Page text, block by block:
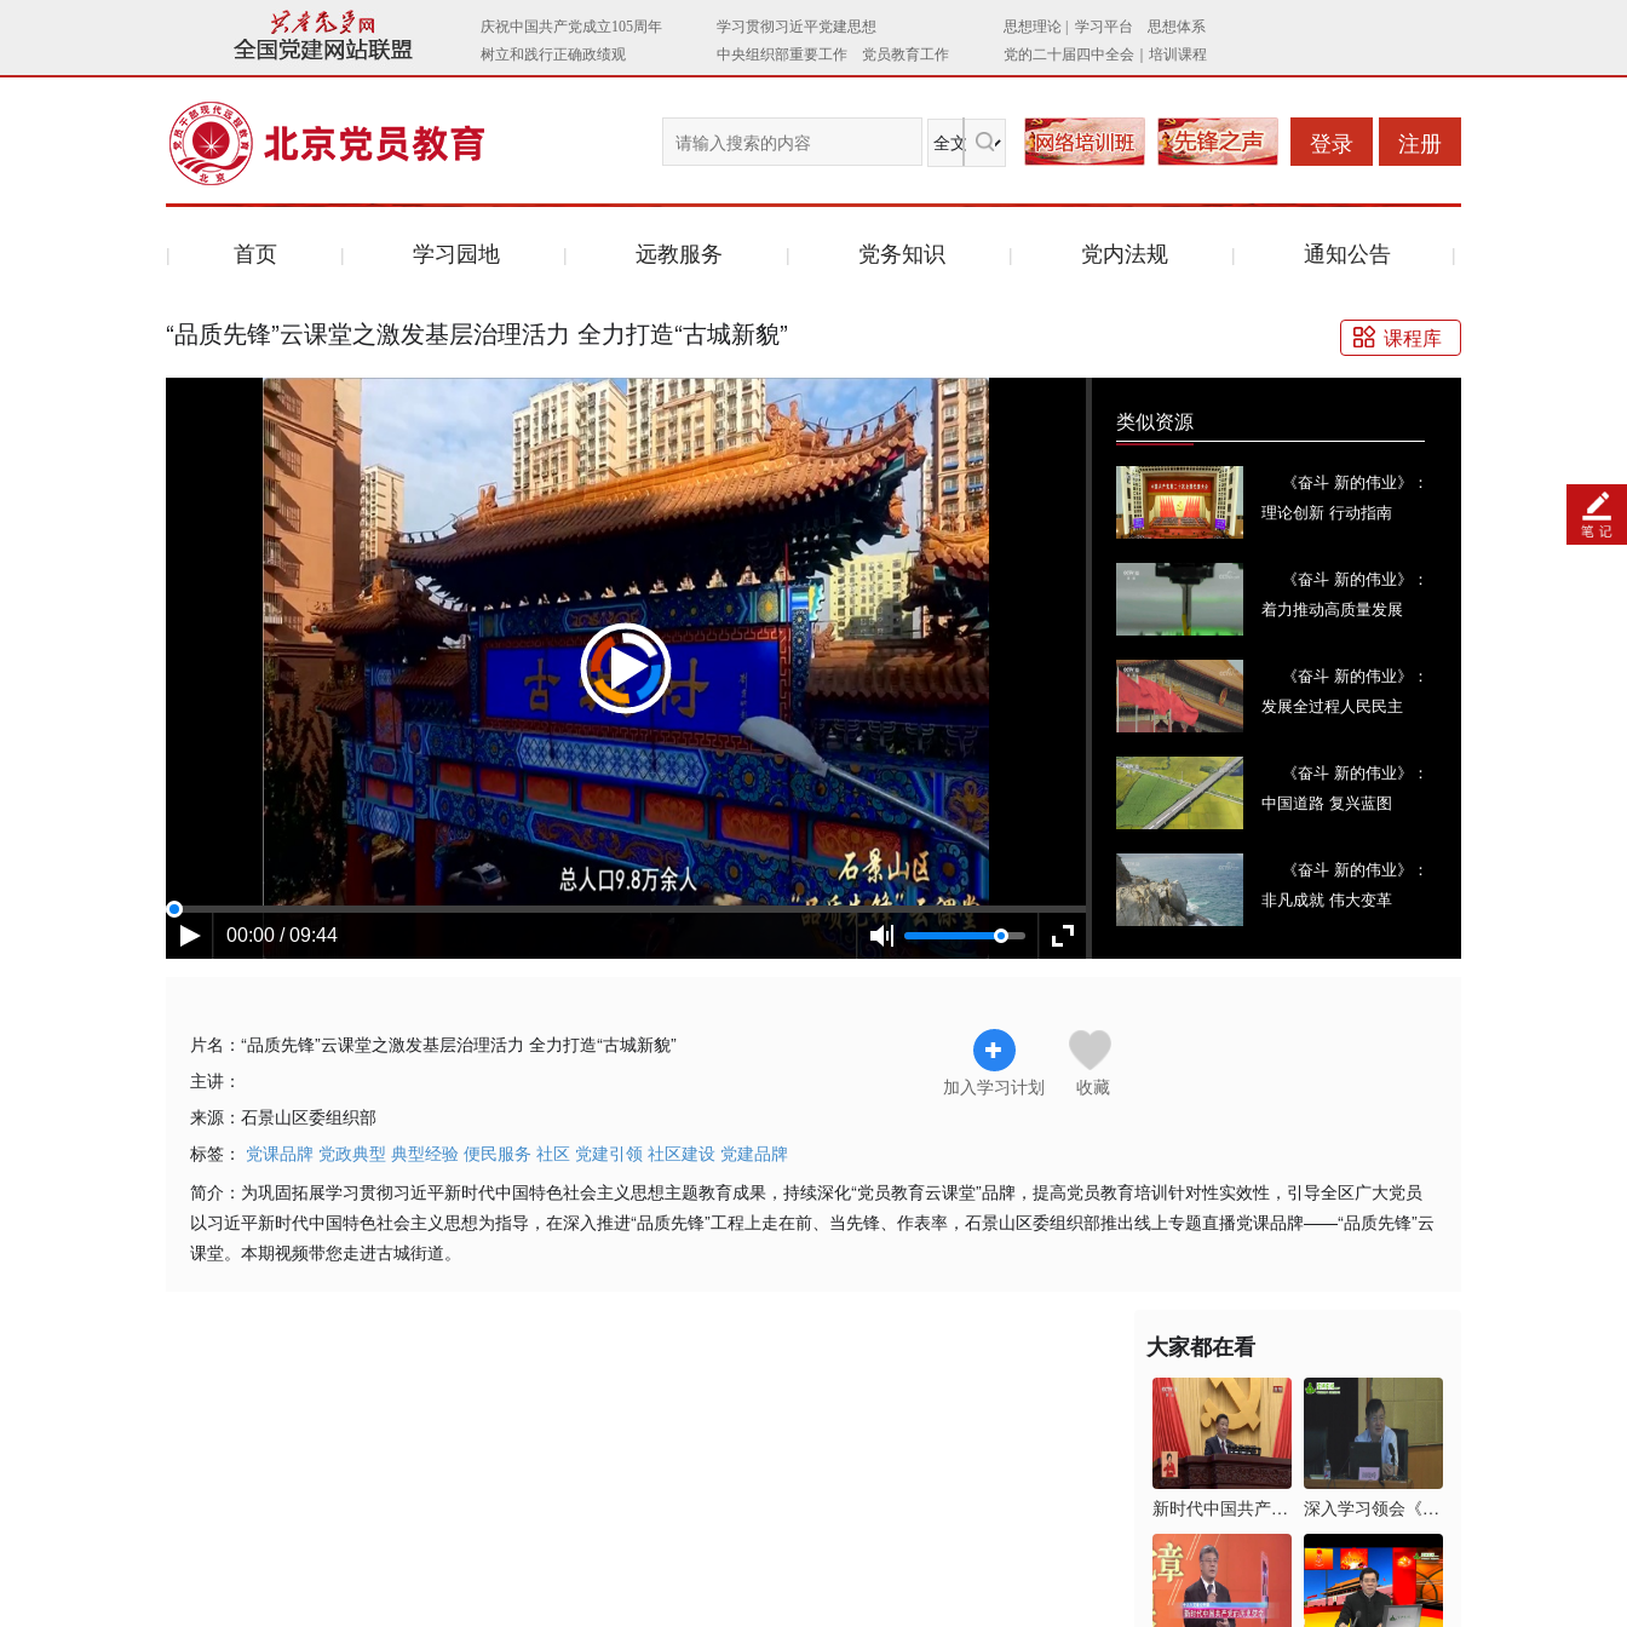
登录 注册
首页 学习园地 远教服务 党务知识 党内法规 通知公告
课程库
“品质先锋”云课堂之激发基层治理活力 全力打造“古城新貌”
00:00 / 09:44
类似资源
《奋斗 新的伟业》：
理论创新 行动指南
《奋斗 新的伟业》：
着力推动高质量发展
《奋斗 新的伟业》：
发展全过程人民民主
《奋斗 新的伟业》：
中国道路 复兴蓝图
《奋斗 新的伟业》：
非凡成就 伟大变革
片名： “品质先锋”云课堂之激发基层治理活力 全力打造“古城新貌”
主讲：
来源： 石景山区委组织部
标签： 党课品牌 党政典型 典型经验 便民服务 社区 党建引领 社区建设 党建品牌
加入学习计划 收藏
简介： 为巩固拓展学习贯彻习近平新时代中国特色社会主义思想主题教育成果，持续深化“党员教育云课堂”品牌，提高党员教育培训针对性实效性，引导全区广大党员
以习近平新时代中国特色社会主义思想为指导，在深入推进“品质先锋”工程上走在前、当先锋、作表率，石景山区委组织部推出线上专题直播党课品牌——“品质先锋”云
课堂。本期视频带您走进古城街道。
大家都在看
新时代中国共产党的历... 深入学习领会《习近平...